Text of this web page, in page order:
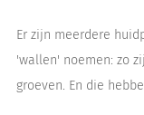
Er zijn meerdere
'wallen' noemen: zo
groeven. En die